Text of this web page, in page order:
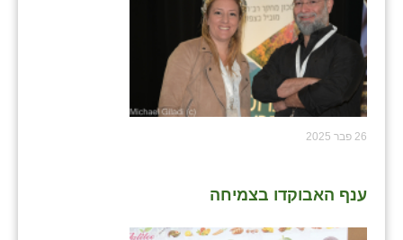
26 פבר 2025
ענף האבוקדו בצמיחה